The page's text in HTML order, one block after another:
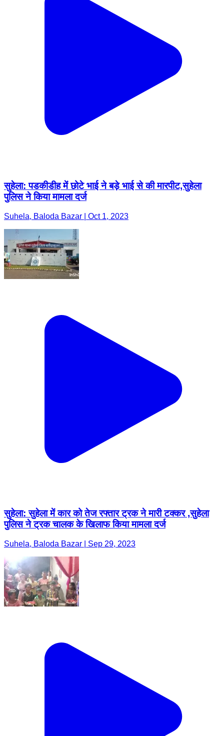
सुहेला: पडकीडीह में छोटे भाई ने बड़े भाई से की मारपीट,सुहेला
पुलिस ने किया मामला दर्ज
Suhela, Baloda Bazar | Oct 1, 2023
सुहेला: सुहेला में कार को तेज रफ्तार ट्रक ने मारी टक्कर ,सुहेला
पुलिस ने ट्रक चालक के खिलाफ किया मामला दर्ज
Suhela, Baloda Bazar | Sep 29, 2023